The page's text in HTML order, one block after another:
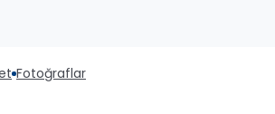
Fotoğraflar